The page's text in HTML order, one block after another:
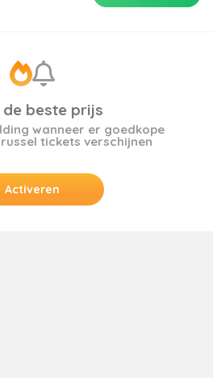
beste prijs
wanneer er goedkope
tickets verschijnen
Activeren